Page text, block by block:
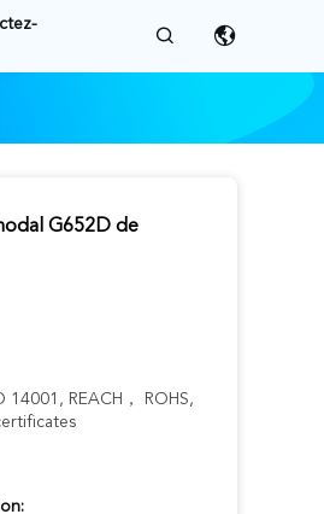
G652D de
14001, REACH， ROHS,